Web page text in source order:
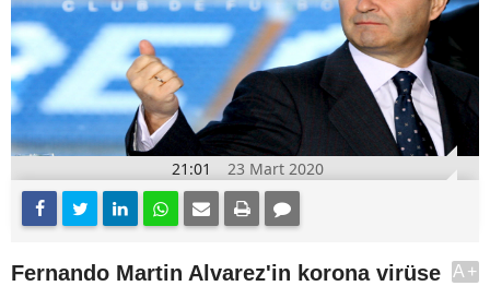
21:01 23 Mart 2020
Fernando Martin Alvarez'in korona virüse
A+